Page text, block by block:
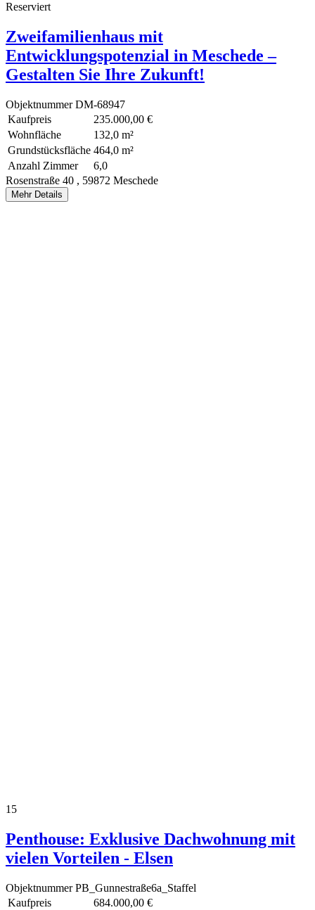
Reserviert
Zweifamilienhaus mit
Entwicklungspotenzial in Meschede –
Gestalten Sie Ihre Zukunft!
Objektnummer DM-68947
Kaufpreis
235.000,00 €
Wohnfläche
132,0 m²
Grundstücksfläche 464,0 m²
Anzahl Zimmer
6,0
Rosenstraße 40 , 59872 Meschede
Mehr Details
15
Penthouse: Exklusive Dachwohnung mit
vielen Vorteilen - Elsen
Objektnummer PB_Gunnestraße6a_Staffel
Kaufpreis
684.000,00 €